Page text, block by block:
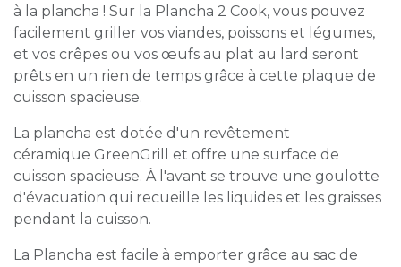
à la plancha ! Sur la Plancha 2 Cook, vous pouvez
facilement griller vos viandes, poissons et légumes,
et vos crêpes ou vos œufs au plat au lard seront
prêts en un rien de temps grâce à cette plaque de
cuisson spacieuse.
La plancha est dotée d'un revêtement
céramique GreenGrill et offre une surface de
cuisson spacieuse. À l'avant se trouve une goulotte
d'évacuation qui recueille les liquides et les graisses
pendant la cuisson.
La Plancha est facile à emporter grâce au sac de